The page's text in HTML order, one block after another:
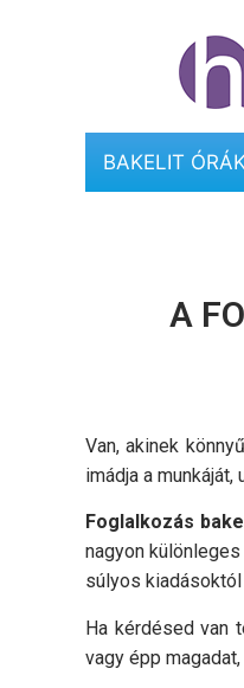
BAKELIT
A
Van, akinek
imádja a munkáját,
Foglalkozás
nagyon
súlyos kiadásoktól
Ha kérdésed van
vagy épp